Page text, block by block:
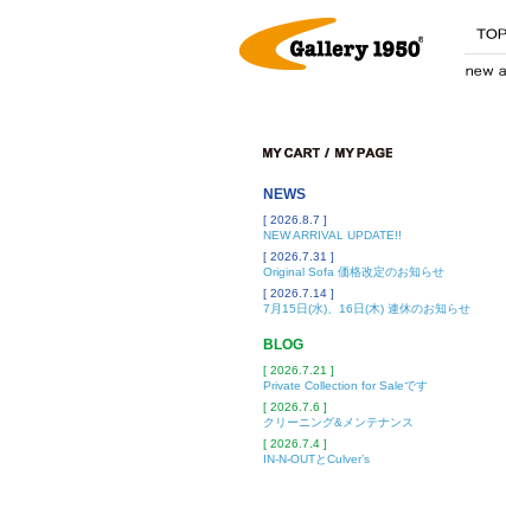
NEWS
[ 2026.8.7 ]
NEW ARRIVAL UPDATE!!
[ 2026.7.31 ]
Original Sofa 価格改定のお知らせ
[ 2026.7.14 ]
7月15日(水)、16日(木) 連休のお知らせ
BLOG
[ 2026.7.21 ]
Private Collection for Saleです
[ 2026.7.6 ]
クリーニング&メンテナンス
[ 2026.7.4 ]
IN-N-OUTとCulver’s